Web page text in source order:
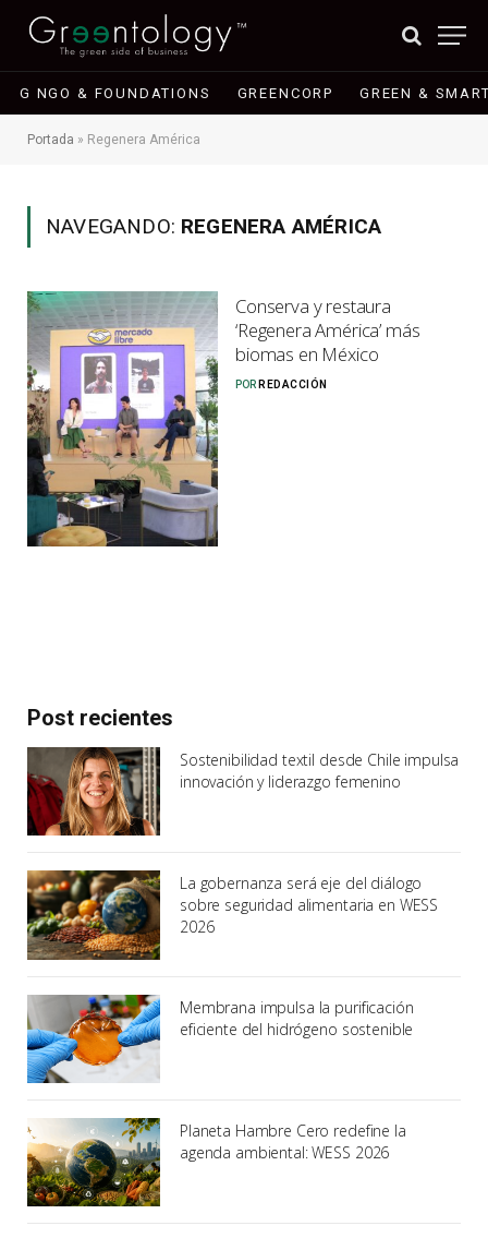
G NGO & FOUNDATIONS GREENCORP GREEN &
Portada » Regenera América
NAVEGANDO: REGENERA AMÉRICA
Conserva y restaura
‘Regenera América’ más
biomas en México
POR REDACCIÓN
Post recientes
Sostenibilidad textil desde Chile impulsa
innovación y liderazgo femenino
La gobernanza será eje del diálogo
sobre seguridad alimentaria en WESS
2026
Membrana impulsa la purificación
eficiente del hidrógeno sostenible
Planeta Hambre Cero redefine la
agenda ambiental: WESS 2026